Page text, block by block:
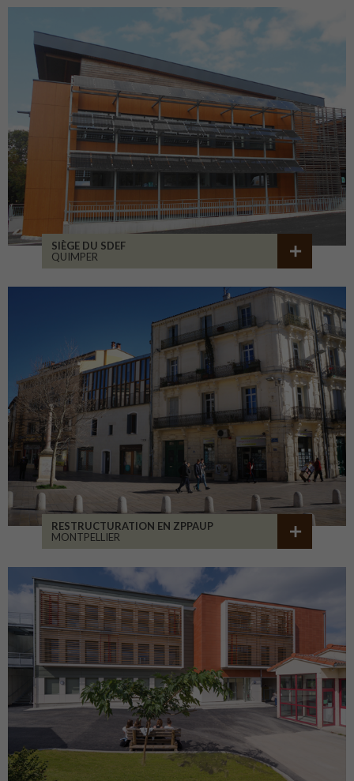
SIÈGE DU SDEF
QUIMPER
RESTRUCTURATION EN ZPPAUP
MONTPELLIER